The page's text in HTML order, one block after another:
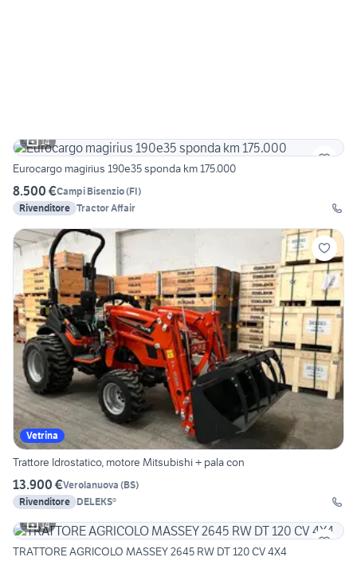
14
Eurocargo magirius 190e35 sponda km 175.000
8.500 €Campi Bisenzio(FI)
Rivenditore Tractor Affair
Vetrina
Trattore Idrostatico, motore Mitsubishi + pala con
13.900 €Verolanuova (BS)
Rivenditore DELEKS®
14
TRATTORE AGRICOLO MASSEY 2645 RW DT 120 CV 4X4